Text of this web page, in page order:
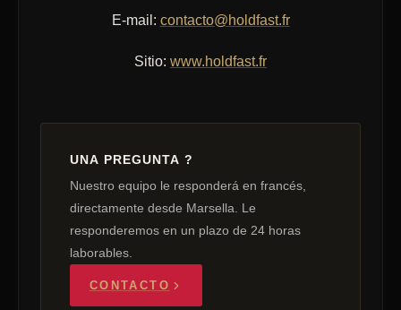
E-mail: contacto@holdfast.fr
Sitio: www.holdfast.fr
UNA PREGUNTA ?
Nuestro equipo le responderá en francés,
directamente desde Marsella. Le
responderemos en un plazo de 24 horas
laborables.
CONTACTO